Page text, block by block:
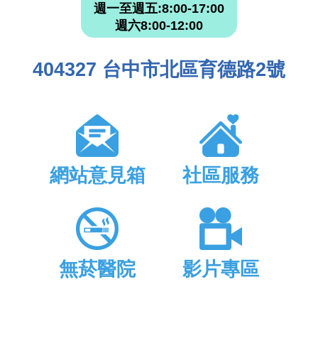
週一至週五:8:00-17:00
週六8:00-12:00
404327 台中市北區育德路2號
網站意見箱 社區服務
無菸醫院 影片專區